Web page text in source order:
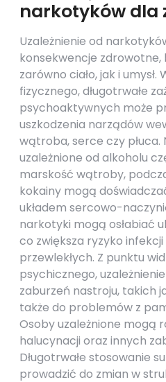
narkotyków dla
Uzależnienie od
konsekwencje
zarówno ciało, jak i
fizycznego, długotrwałe
psychoaktywnych może
uszkodzenia narządów
wątroba, serce czy płuca.
uzależnione od alkoholu
marskość wątroby,
kokainy mogą
układem sercowo-
narkotyki mogą osłabiać
co zwiększa ryzyko
przewlekłych. Z punktu
psychicznego,
zaburzeń nastroju, takich
także do problemów z
Osoby uzależnione mogą
halucynacji oraz innych
Długotrwałe stosowanie
prowadzić do zmian w